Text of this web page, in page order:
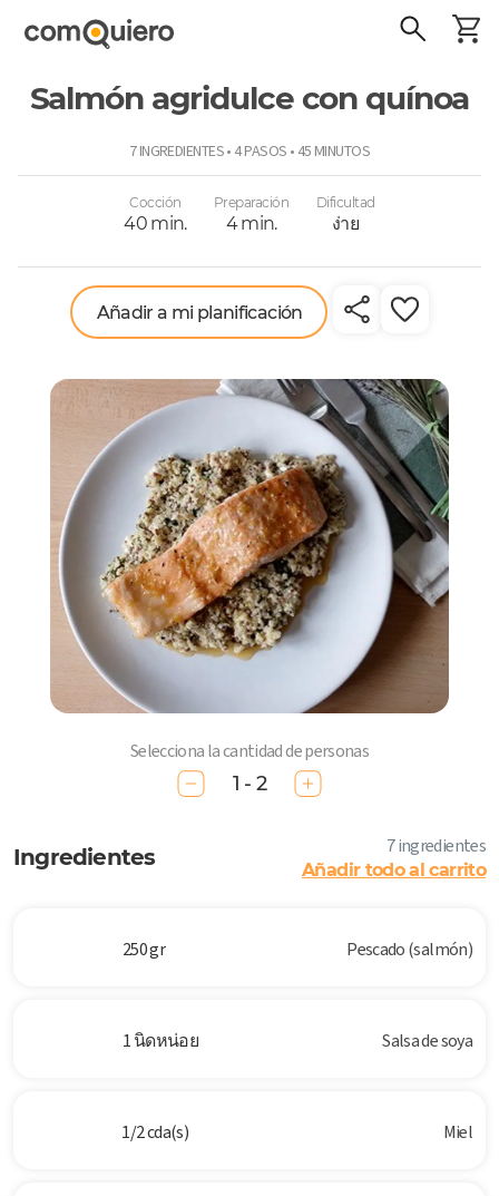
Salmón agridulce con quínoa
7 INGREDIENTES • 4 PASOS • 45 MINUTOS
Cocción
40 min.
Preparación
4 min.
Dificultad
ง่าย
Añadir a mi planificación
Selecciona la cantidad de personas
1 - 2
Ingredientes 7 ingredientes
Añadir todo al carrito
250 gr Pescado (salmón)
1 นิดหน่อย Salsa de soya
1/2 cda(s) Miel